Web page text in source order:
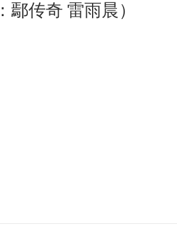
鄢传奇 雷雨晨）